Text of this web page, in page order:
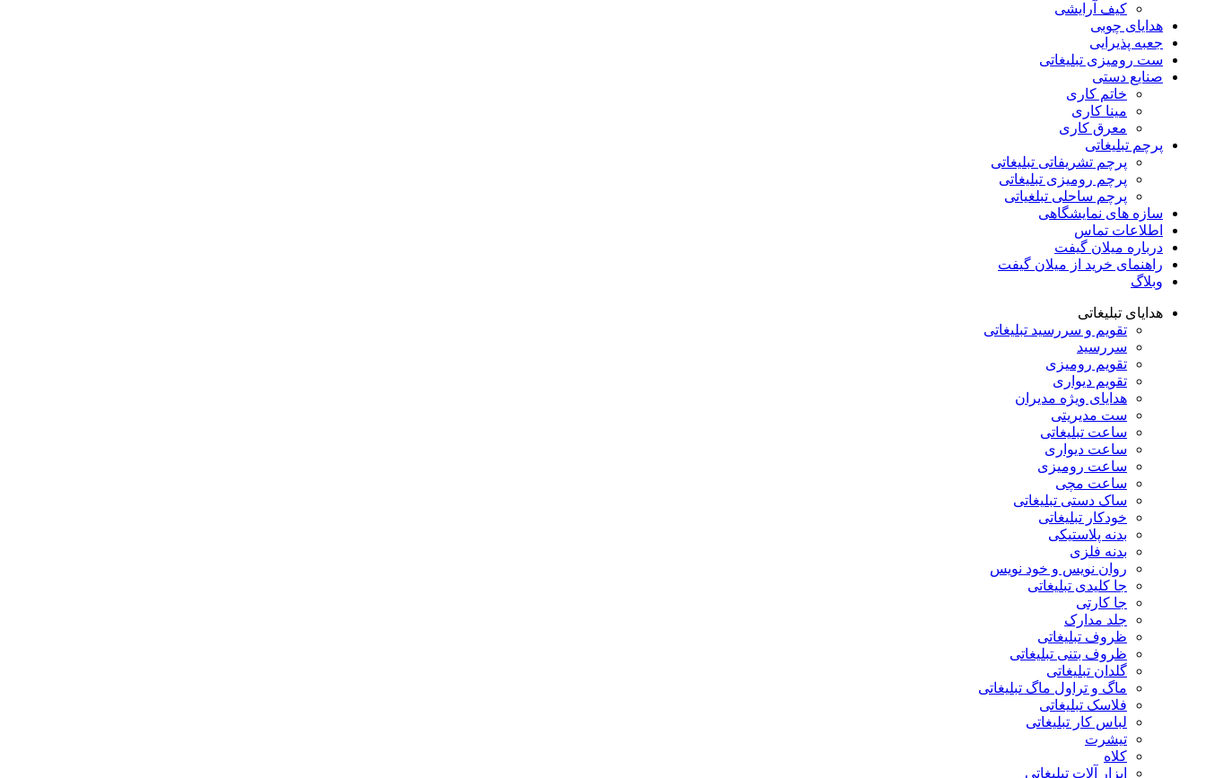
کیف آرایشی
هدایای چوبی
جعبه پذیرایی
ست رومیزی تبلیغاتی
صنایع دستی
خاتم کاری
مینا کاری
معرق کاری
پرچم تبلیغاتی
پرچم تشریفاتی تبلیغاتی
پرچم رومیزی تبلیغاتی
پرچم ساحلی تبلغیاتی
سازه های نمایشگاهی
اطلاعات تماس
درباره میلان گیفت
راهنمای خرید از میلان گیفت
وبلاگ
هدایای تبلیغاتی
تقویم و سررسید تبلیغاتی
سررسید
تقویم رومیزی
تقویم دیواری
هدایای ویژه مدیران
ست مدیریتی
ساعت تبلیغاتی
ساعت دیواری
ساعت رومیزی
ساعت مچی
ساک دستی تبلیغاتی
خودکار تبلیغاتی
بدنه پلاستیکی
بدنه فلزی
روان نویس و خود نویس
جا کلیدی تبلیغاتی
جا کارتی
جلد مدارک
ظروف تبلیغاتی
ظروف بتنی تبلیغاتی
گلدان تبلیغاتی
ماگ و تراول ماگ تبلیغاتی
فلاسک تبلیغاتی
لباس کار تبلیغاتی
تیشرت
کلاه
ابزار آلات تبلیغاتی